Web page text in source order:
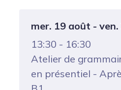
mer. 19 août -
13:30 - 16:30
Atelier de
en présentiel -